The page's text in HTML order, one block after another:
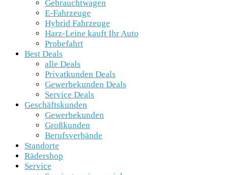
Gebrauchtwagen
E-Fahrzeuge
Hybrid Fahrzeuge
Harz-Leine kauft Ihr Auto
Probefahrt
Best Deals
alle Deals
Privatkunden Deals
Gewerbekunden Deals
Service Deals
Geschäftskunden
Gewerbekunden
Großkunden
Berufsverbände
Standorte
Rädershop
Service